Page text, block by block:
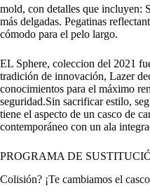
mold, con detalles que incluyen:
más delgadas. Pegatinas
cómodo para el pelo largo.
EL Sphere, coleccion del 2021
tradición de innovación, Lazer
conocimientos para el máximo
seguridad.Sin sacrificar estilo,
tiene el aspecto de un casco de
contemporáneo con un ala
PROGRAMA DE
Colisión? ¡Te cambiamos el